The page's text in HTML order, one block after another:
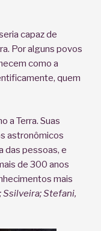
capaz de
Por alguns povos
como a
quem
a Terra. Suas
astronômicos
das pessoas, e
de 300 anos
mais
Ssilveira; Stefani,